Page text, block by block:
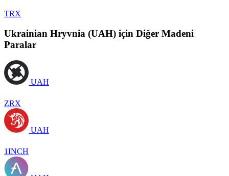
TRX
Ukrainian Hryvnia (UAH) için Diğer Madeni
Paralar
UAH
ZRX
UAH
1INCH